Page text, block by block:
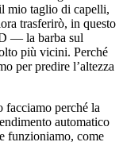
mio taglio di capelli,
trasferirò, in questo
— la barba sul
più vicini. Perché
per predire l’altezza
facciamo perché la
automatico
funzioniamo, come